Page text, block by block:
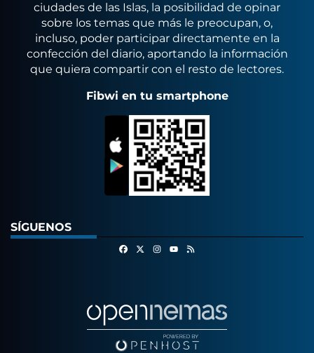
ciudades de las Islas, la posibilidad de opinar
sobre los temas que más le preocupan, o,
incluso, poder participar directamente en la
confección del diario, aportando la información
que quiera compartir con el resto de lectores.
Fibwi en tu smartphone
SÍGUENOS
FacebookInstagram